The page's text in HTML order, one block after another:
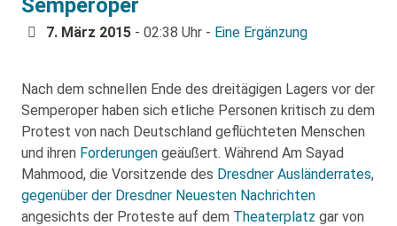
Semperoper
7. März 2015 - 02:38 Uhr - Eine Ergänzung
Nach dem schnellen Ende des dreitägigen Lagers vor der
Semperoper haben sich etliche Personen kritisch zu dem
Protest von nach Deutschland geflüchteten Menschen
und ihren Forderungen geäußert. Während Am Sayad
Mahmood, die Vorsitzende des Dresdner Ausländerrates,
gegenüber der Dresdner Neuesten Nachrichten
angesichts der Proteste auf dem Theaterplatz gar von